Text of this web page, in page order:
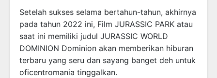
Setelah sukses selama bertahun-tahun, akhirnya
pada tahun 2022 ini, Film JURASSIC PARK atau
saat ini memiliki judul JURASSIC WORLD
DOMINION Dominion akan memberikan hiburan
terbaru yang seru dan sayang banget deh untuk
oficentromania tinggalkan.